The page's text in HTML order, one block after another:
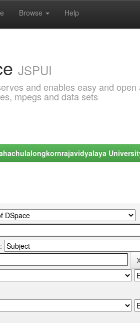
Browse Help
JSPUI
and enables easy and
mpegs and data sets